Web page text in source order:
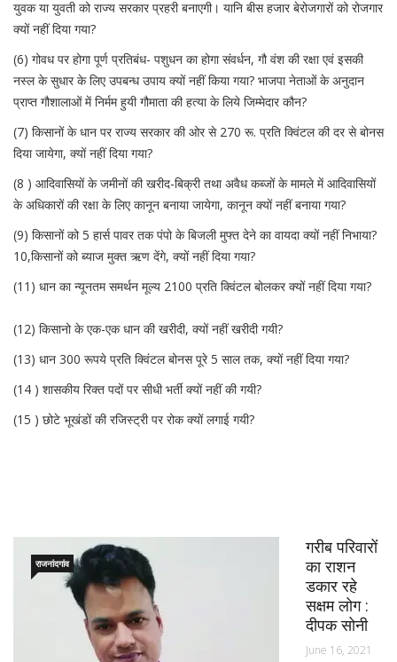
युवक या युवती को राज्य सरकार प्रहरी बनाएगी। यानि बीस हजार बेरोजगारों को रोजगार
क्यों नहीं दिया गया?
(6) गोवध पर होगा पूर्ण प्रतिबंध- पशुधन का होगा संवर्धन, गौ वंश की रक्षा एवं इसकी
नस्ल के सुधार के लिए उपबन्ध उपाय क्यों नहीं किया गया? भाजपा नेताओं के अनुदान
प्राप्त गौशालाओं में निर्मम हुयी गौमाता की हत्या के लिये जिम्मेदार कौन?
(7) किसानों के धान पर राज्य सरकार की ओर से 270 रू. प्रति क्विंटल की दर से बोनस
दिया जायेगा, क्यों नहीं दिया गया?
(8 ) आदिवासियों के जमीनों की खरीद-बिक्री तथा अवैध कब्जों के मामले में आदिवासियों
के अधिकारों की रक्षा के लिए कानून बनाया जायेगा, कानून क्यों नहीं बनाया गया?
(9) किसानों को 5 हार्स पावर तक पंपो के बिजली मुफ्त देने का वायदा क्यों नहीं निभाया?
10,किसानों को ब्याज मुक्त ऋण देंगे, क्यों नहीं दिया गया?
(11) धान का न्यूनतम समर्थन मूल्य 2100 प्रति क्विंटल बोलकर क्यों नहीं दिया गया?
(12) किसानो के एक-एक धान की खरीदी, क्यों नहीं खरीदी गयी?
(13) धान 300 रूपये प्रति क्विंटल बोनस पूरे 5 साल तक, क्यों नहीं दिया गया?
(14 ) शासकीय रिक्त पदों पर सीधी भर्ती क्यों नहीं की गयी?
(15 ) छोटे भूखंडों की रजिस्ट्री पर रोक क्यों लगाई गयी?
राजनांदगांव
गरीब परिवारों
का राशन
डकार रहे
सक्षम लोग :
दीपक सोनी
June 16, 2021